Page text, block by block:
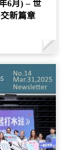
6月) – 世
新篇章